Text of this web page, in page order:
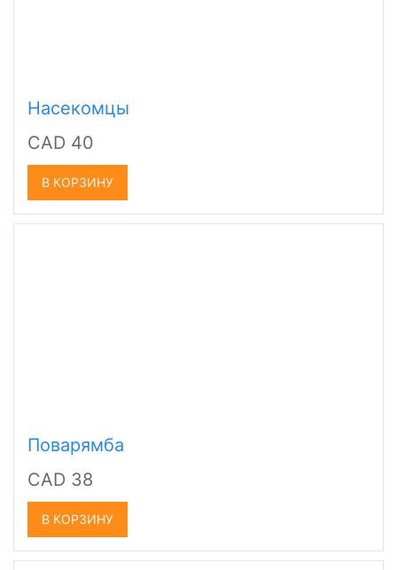
Насекомцы
CAD 40
В КОРЗИНУ
Поварямба
CAD 38
В КОРЗИНУ